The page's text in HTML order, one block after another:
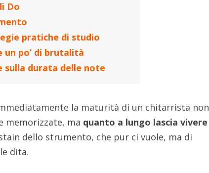
Do
pratiche di studio
po’ di brutalità
sulla durata delle note
la maturità di un chitarrista non
memorizzate, ma quanto a lungo lascia vivere
dello strumento, che pur ci vuole, ma di
dita.